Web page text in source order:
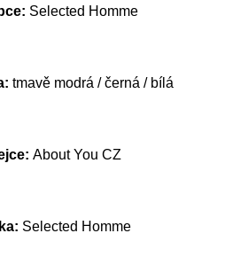
Selected Homme
tmavě modrá / černá / bílá
About You CZ
Selected Homme